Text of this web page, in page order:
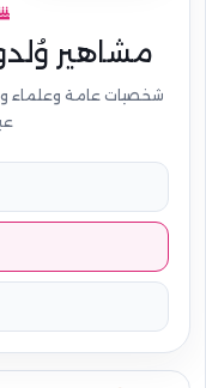
مشاهير
شخصيات عامة وعلماء